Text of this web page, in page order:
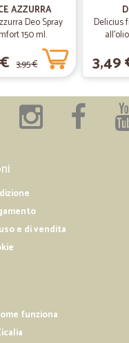
—Guido S.
e puntuale ma al…
e puntuale ma al centralino
veloce e prodotto ottimo
AZZURRA
Deo Spray
150 ml.
3,95 €
Delicius
3,49
e di vendita
funziona